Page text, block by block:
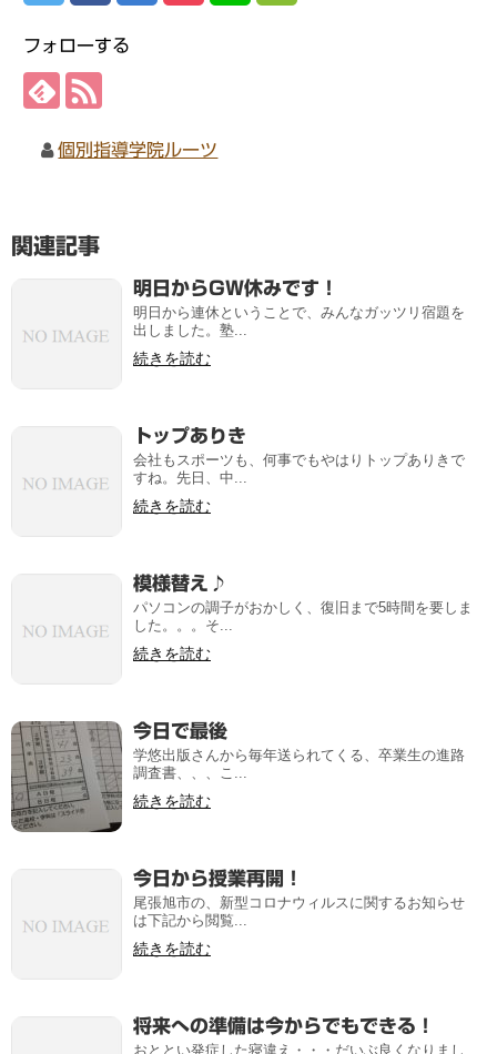
フォローする
個別指導学院ルーツ
関連記事
明日からGW休みです！
明日から連休ということで、みんなガッツリ宿題を
出しました。塾...
続きを読む
トップありき
会社もスポーツも、何事でもやはりトップありきで
すね。先日、中...
続きを読む
模様替え♪
パソコンの調子がおかしく、復旧まで5時間を要しま
した。。。そ...
続きを読む
今日で最後
学悠出版さんから毎年送られてくる、卒業生の進路
調査書、、、こ...
続きを読む
今日から授業再開！
尾張旭市の、新型コロナウィルスに関するお知らせ
は下記から閲覧...
続きを読む
将来への準備は今からでもできる！
おととい発症した寝違え・・・だいぶ良くなりまし